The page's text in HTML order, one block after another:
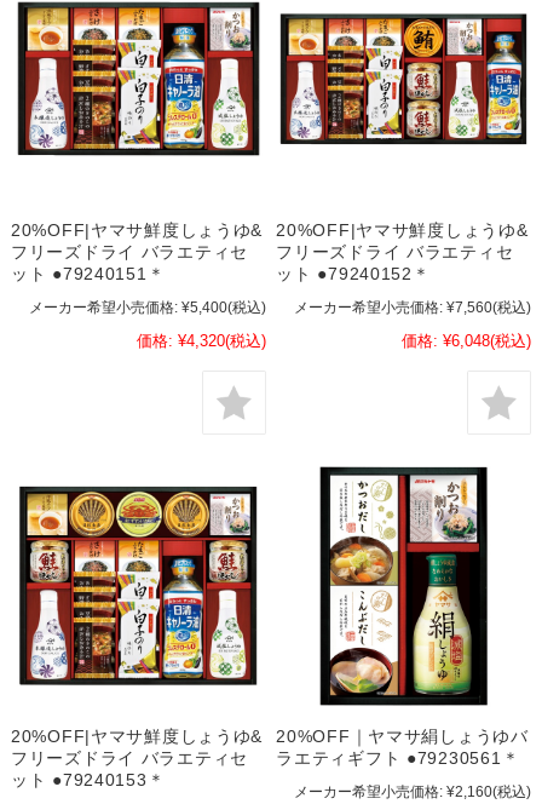
20%OFF|ヤマサ鮮度しょうゆ&
フリーズドライ バラエティセ
ット ●79240151＊
メーカー希望小売価格: ¥5,400(税込)
価格: ¥4,320(税込)
20%OFF|ヤマサ鮮度しょうゆ&
フリーズドライ バラエティセ
ット ●79240152＊
メーカー希望小売価格: ¥7,560(税込)
価格: ¥6,048(税込)
20%OFF|ヤマサ鮮度しょうゆ&
フリーズドライ バラエティセ
ット ●79240153＊
20%OFF｜ヤマサ絹しょうゆバ
ラエティギフト ●79230561＊
メーカー希望小売価格: ¥2,160(税込)